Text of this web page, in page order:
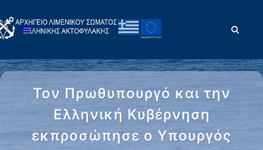
Τον Πρωθυπουργό και την
Ελληνική Κυβέρνηση
εκπροσώπησε ο Υπουργός